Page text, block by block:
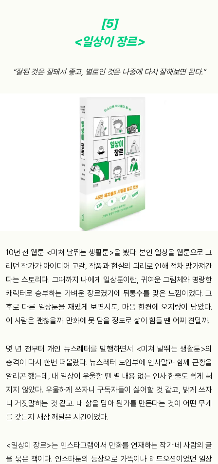
[5]
<일상이 장르>
“잘된 것은 잘돼서 좋고, 별로인 것은 나중에 다시 잘해보면 된다.”
10년 전 웹툰 <미쳐 날뛰는 생활툰>을 봤다. 본인 일상을 웹툰으로 그
리던 작가가 아이디어 고갈, 작품과 현실의 괴리로 인해 점차 망가져간
다는 스토리다. 그때까지 나에게 일상툰이란, 귀여운 그림체와 명랑한
캐릭터로 승부하는 가벼운 장르였기에 뒤통수를 맞은 느낌이었다. 그
후로 다른 일상툰을 재밌게 보면서도, 마음 한켠에 오지랖이 남았다.
이 사람은 괜찮을까. 만화에 못 담을 정도로 삶이 힘들 땐 어찌 견딜까.
몇 년 전부터 개인 뉴스레터를 발행하면서 <미쳐 날뛰는 생활툰>의
충격이 다시 한번 떠올랐다. 뉴스레터 도입부에 인사말과 함께 근황을
알리곤 했는데, 내 일상이 우울할 땐 별 내용 없는 인사 한줄도 쉽게 써
지지 않았다. 우울하게 쓰자니 구독자들이 싫어할 것 같고, 밝게 쓰자
니 거짓말하는 것 같고. 내 삶을 담아 뭔가를 만든다는 것이 어떤 무게
를 갖는지 새삼 깨달은 시간이었다.
<일상이 장르>는 인스타그램에서 만화를 연재하는 작가 네 사람의 글
을 묶은 책이다. 인스타툰의 등장으로 가뜩이나 레드오션이었던 일상